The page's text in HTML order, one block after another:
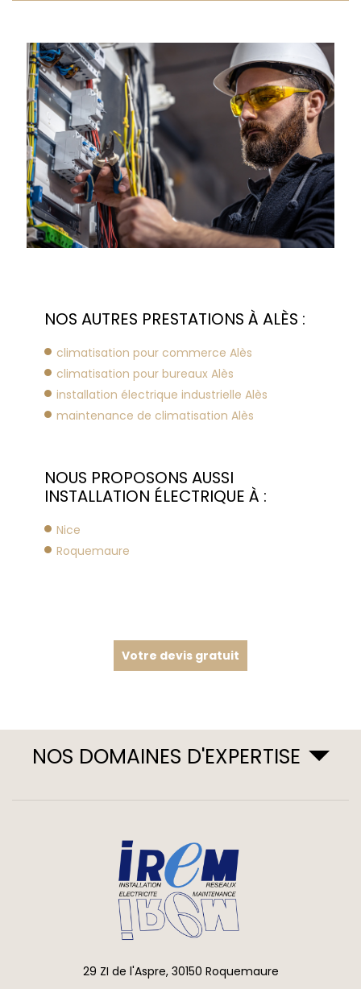
NOS AUTRES PRESTATIONS À ALÈS :
climatisation pour commerce Alès
climatisation pour bureaux Alès
installation électrique industrielle Alès
maintenance de climatisation Alès
NOUS PROPOSONS AUSSI
INSTALLATION ÉLECTRIQUE À :
Nice
Roquemaure
Votre devis gratuit
NOS DOMAINES D'EXPERTISE
29 ZI de l'Aspre, 30150 Roquemaure